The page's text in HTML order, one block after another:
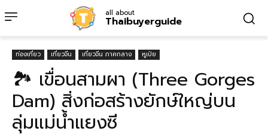
all about
Thaibuyerguide
ท่องเที่ยว เที่ยวจีน เที่ยวจีน ภาคกลาง หูเป่ย
🏞️ เขื่อนสามผา (Three Gorges
Dam) สิ่งก่อสร้างยักษ์ใหญ่บน
ลุ่มแม่น้ำแยงซี